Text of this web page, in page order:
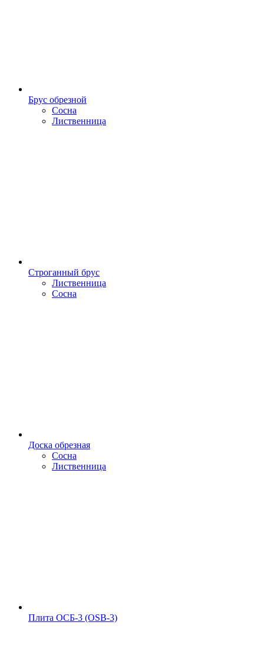
Брус обрезной
Сосна
Лиственница
Строганный брус
Лиственница
Сосна
Доска обрезная
Сосна
Лиственница
Плита ОСБ-3 (OSB-3)